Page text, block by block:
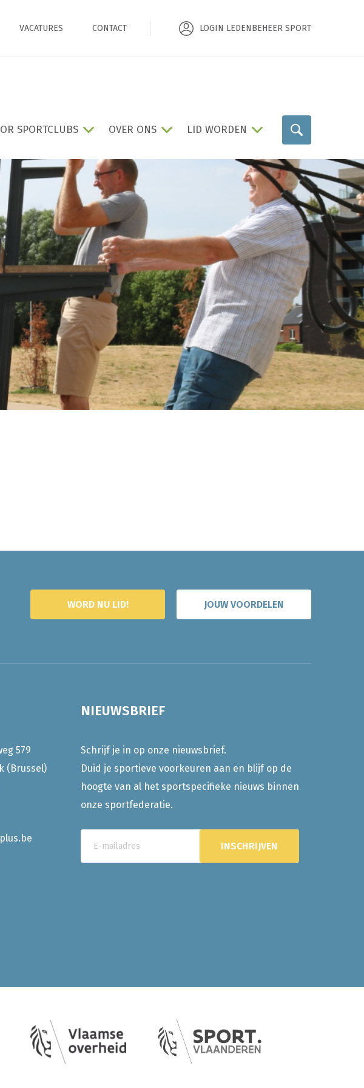
VACATURES CONTACT LOGIN LEDENBEHEER SPORT
SPORTCLUBS OVER ONS LID WORDEN
WORD NU LID! JOUW VOORDELEN
579
(Brussel)
NIEUWSBRIEF
Schrijf je in op onze nieuwsbrief.
Duid je sportieve voorkeuren aan en blijf op de
hoogte van al het sportspecifieke nieuws binnen
onze sportfederatie.